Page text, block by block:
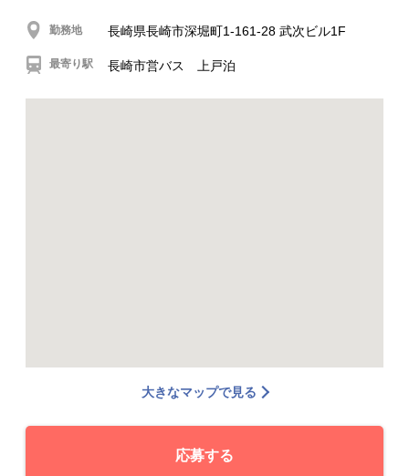
勤務地 長崎県長崎市深堀町1-161-28 武次ビル1F
最寄り駅 長崎市営バス 上戸泊
大きなマップで見る
応募する